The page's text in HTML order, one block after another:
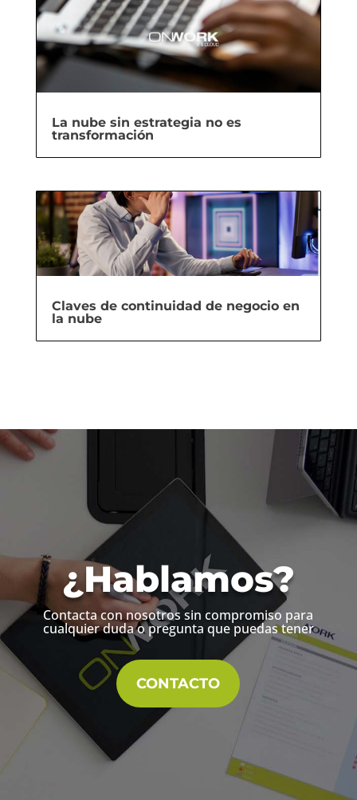
La nube sin estrategia no es
transformación
Claves de continuidad de negocio en
la nube
¿Hablamos?
Contacta con nosotros sin compromiso para
cualquier duda o pregunta que puedas tener
CONTACTO